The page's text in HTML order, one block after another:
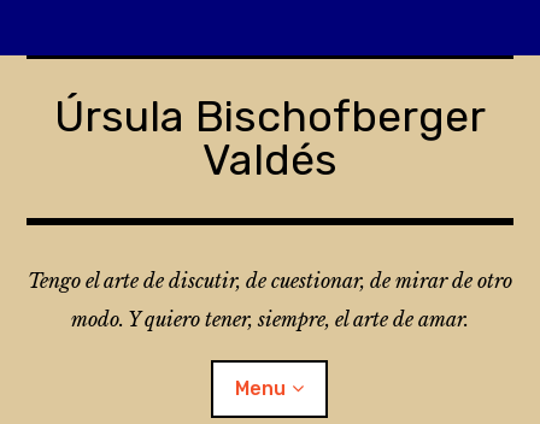
contentÚrsula Bischofberger
Valdés
Tengo el arte de discutir, de cuestionar, de mirar de otro
modo. Y quiero tener, siempre, el arte de amar.
Menu